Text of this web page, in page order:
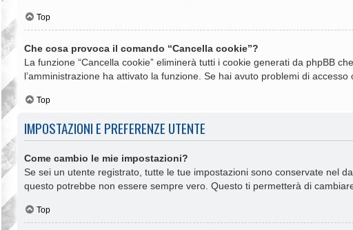
Top
Che cosa provoca il comando “Cancella cookie”?
La funzione “Cancella cookie” eliminerà tutti i cookie generati da phpBB
l’amministrazione ha attivato la funzione. Se hai avuto problemi di
Top
IMPOSTAZIONI E PREFERENZE UTENTE
Come cambio le mie impostazioni?
Se sei un utente registrato, tutte le tue impostazioni sono conservate nel
questo potrebbe non essere sempre vero. Questo ti permetterà di
Top